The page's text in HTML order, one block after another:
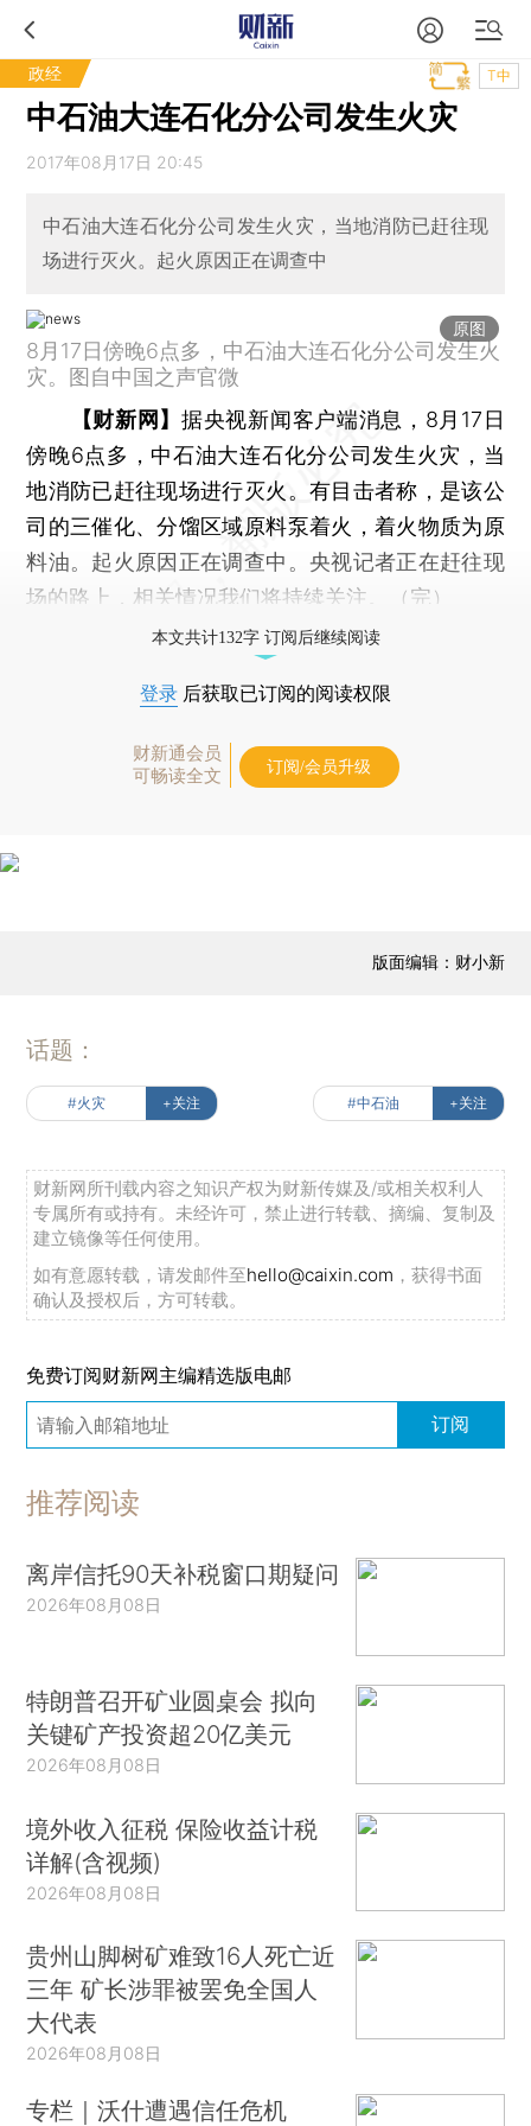
政经 T中
中石油大连石化分公司发生火灾
2017年08月17日 20:45
中石油大连石化分公司发生火灾，当地消防已赶往现
场进行灭火。起火原因正在调查中
原图
8月17日傍晚6点多，中石油大连石化分公司发生火
灾。图自中国之声官微
【财新网】据央视新闻客户端消息，8月17日
傍晚6点多，中石油大连石化分公司发生火灾，当
地消防已赶往现场进行灭火。有目击者称，是该公
司的三催化、分馏区域原料泵着火，着火物质为原
料油。起火原因正在调查中。央视记者正在赶往现
场的路上，相关情况我们将持续关注。（完）
本文共计132字 订阅后继续阅读
登录 后获取已订阅的阅读权限
财新通会员
可畅读全文
订阅/会员升级
版面编辑：财小新
话题：
#火灾 +关注 #中石油 +关注
财新网所刊载内容之知识产权为财新传媒及/或相关权利人
专属所有或持有。未经许可，禁止进行转载、摘编、复制及
建立镜像等任何使用。
如有意愿转载，请发邮件至hello@caixin.com ，获得书面
确认及授权后，方可转载。
免费订阅财新网主编精选版电邮
订阅
推荐阅读
离岸信托90天补税窗口期疑问
2026年08月08日
特朗普召开矿业圆桌会 拟向
关键矿产投资超20亿美元
2026年08月08日
境外收入征税 保险收益计税
详解(含视频)
2026年08月08日
贵州山脚树矿难致16人死亡近
三年 矿长涉罪被罢免全国人
大代表
2026年08月08日
专栏｜沃什遭遇信任危机